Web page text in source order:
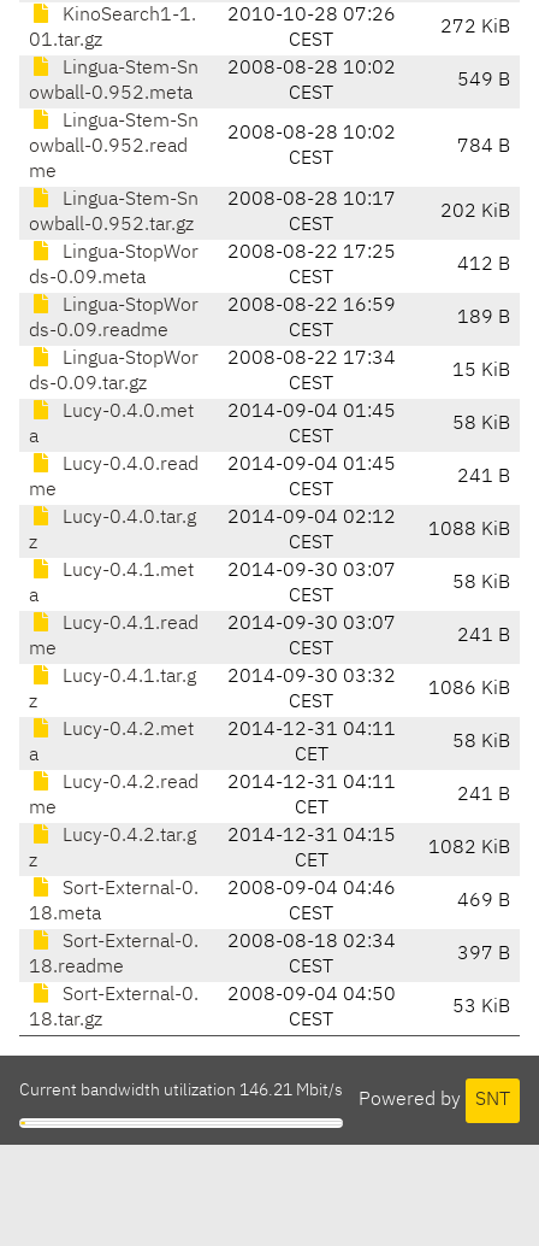
KinoSearch1-1.
01.tar.gz
2010-10-28 07:26
CEST
272 KiB
Lingua-Stem-Sn
owball-0.952.meta
2008-08-28 10:02
CEST
549 B
Lingua-Stem-Sn
owball-0.952.read
me
2008-08-28 10:02
CEST
784 B
Lingua-Stem-Sn
owball-0.952.tar.gz
2008-08-28 10:17
CEST
202 KiB
Lingua-StopWor
ds-0.09.meta
2008-08-22 17:25
CEST
412 B
Lingua-StopWor
ds-0.09.readme
2008-08-22 16:59
CEST
189 B
Lingua-StopWor
ds-0.09.tar.gz
2008-08-22 17:34
CEST
15 KiB
Lucy-0.4.0.met
a
2014-09-04 01:45
CEST
58 KiB
Lucy-0.4.0.read
me
2014-09-04 01:45
CEST
241 B
Lucy-0.4.0.tar.g
z
2014-09-04 02:12
CEST
1088 KiB
Lucy-0.4.1.met
a
2014-09-30 03:07
CEST
58 KiB
Lucy-0.4.1.read
me
2014-09-30 03:07
CEST
241 B
Lucy-0.4.1.tar.g
z
2014-09-30 03:32
CEST
1086 KiB
Lucy-0.4.2.met
a
2014-12-31 04:11
CET
58 KiB
Lucy-0.4.2.read
me
2014-12-31 04:11
CET
241 B
Lucy-0.4.2.tar.g
z
2014-12-31 04:15
CET
1082 KiB
Sort-External-0.
18.meta
2008-09-04 04:46
CEST
469 B
Sort-External-0.
18.readme
2008-08-18 02:34
CEST
397 B
Sort-External-0.
18.tar.gz
2008-09-04 04:50
CEST
53 KiB
Powered by SNT
Current bandwidth utilization 146.21 Mbit/s